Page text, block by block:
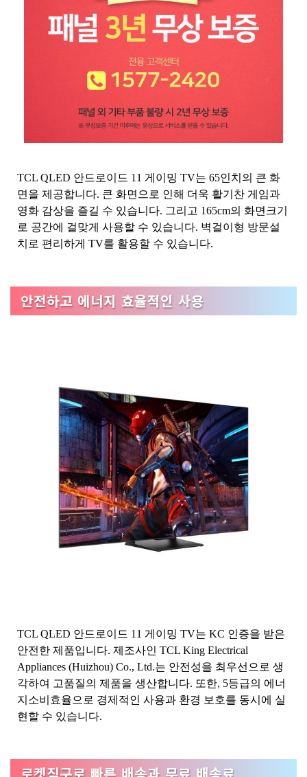
TCL QLED 안드로이드 11 게이밍 TV는 65인치의 큰 화
면을 제공합니다. 큰 화면으로 인해 더욱 활기찬 게임과
영화 감상을 즐길 수 있습니다. 그리고 165cm의 화면크기
로 공간에 걸맞게 사용할 수 있습니다. 벽걸이형 방문설
치로 편리하게 TV를 활용할 수 있습니다.
안전하고 에너지 효율적인 사용
TCL QLED 안드로이드 11 게이밍 TV는 KC 인증을 받은
안전한 제품입니다. 제조사인 TCL King Electrical
Appliances (Huizhou) Co., Ltd.는 안전성을 최우선으로 생
각하여 고품질의 제품을 생산합니다. 또한, 5등급의 에너
지소비효율으로 경제적인 사용과 환경 보호를 동시에 실
현할 수 있습니다.